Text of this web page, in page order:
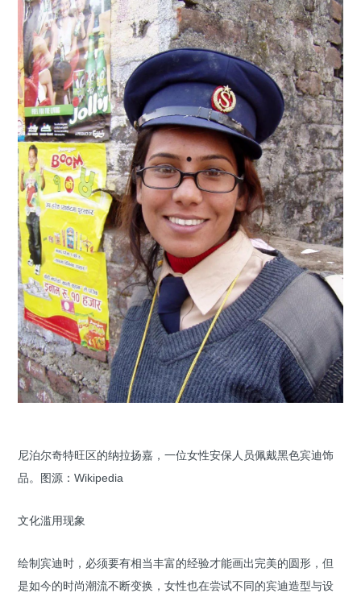
尼泊尔奇特旺区的纳拉扬嘉，一位女性安保人员佩戴黑色宾迪饰
品。图源：Wikipedia
文化滥用现象
绘制宾迪时，必须要有相当丰富的经验才能画出完美的圆形，但
是如今的时尚潮流不断变换，女性也在尝试不同的宾迪造型与设